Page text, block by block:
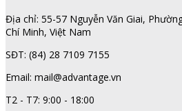
Địa chỉ: 55-57 Nguyễn Văn Giai,
Chí Minh, Việt Nam
SĐT: (84) 28 7109 7155
Email: mail@advantage.vn
T2 - T7: 9:00 - 18:00